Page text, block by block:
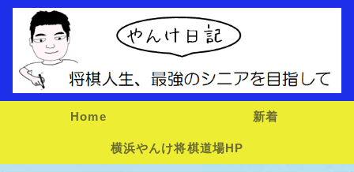
Home 新着
横浜やんけ将棋道場HP